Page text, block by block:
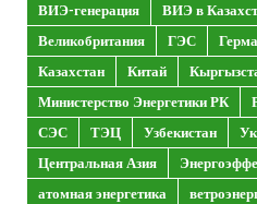
ВИЭ-генерация
ВИЭ в
Великобритания
ГЭС
Казахстан
Китай
Министерство Энергетики РК
СЭС
ТЭЦ Узбекистан
Центральная Азия
атомная энергетика